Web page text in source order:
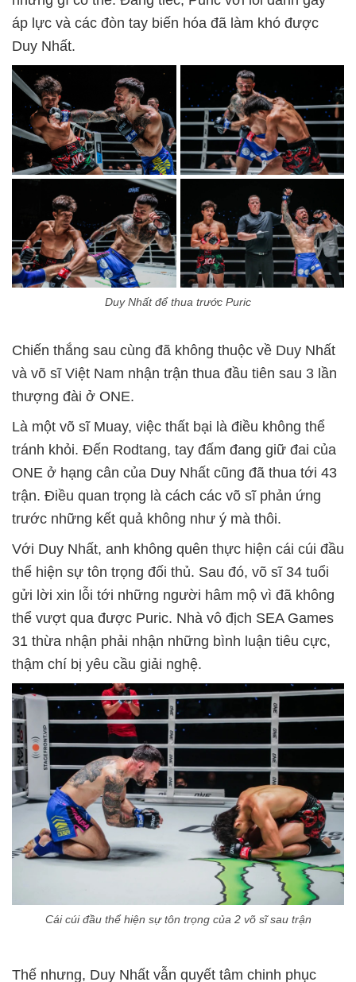
áp lực và các đòn tay biến hóa đã làm khó được
Duy Nhất.
Duy Nhất để thua trước Puric
Chiến thắng sau cùng đã không thuộc về Duy Nhất
và võ sĩ Việt Nam nhận trận thua đầu tiên sau 3 lần
thượng đài ở ONE.
Là một võ sĩ Muay, việc thất bại là điều không thể
tránh khỏi. Đến Rodtang, tay đấm đang giữ đai của
ONE ở hạng cân của Duy Nhất cũng đã thua tới 43
trận. Điều quan trọng là cách các võ sĩ phản ứng
trước những kết quả không như ý mà thôi.
Với Duy Nhất, anh không quên thực hiện cái cúi đầu
thể hiện sự tôn trọng đối thủ. Sau đó, võ sĩ 34 tuổi
gửi lời xin lỗi tới những người hâm mộ vì đã không
thể vượt qua được Puric. Nhà vô địch SEA Games
31 thừa nhận phải nhận những bình luận tiêu cực,
thậm chí bị yêu cầu giải nghệ.
Cái cúi đầu thể hiện sự tôn trọng của 2 võ sĩ sau trận
Thế nhưng, Duy Nhất vẫn quyết tâm chinh phục